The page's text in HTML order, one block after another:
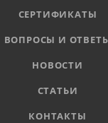
СЕРТИФИКАТЫ
ВОПРОСЫ И
НОВОСТИ
СТАТЬИ
КОНТАКТЫ